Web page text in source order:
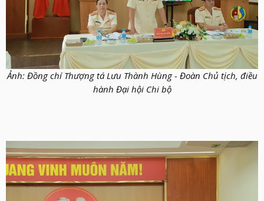
Ảnh: Đồng chí Thượng tá Lưu Thành Hùng - Đoàn Chủ tịch, điều
hành Đại hội Chi bộ